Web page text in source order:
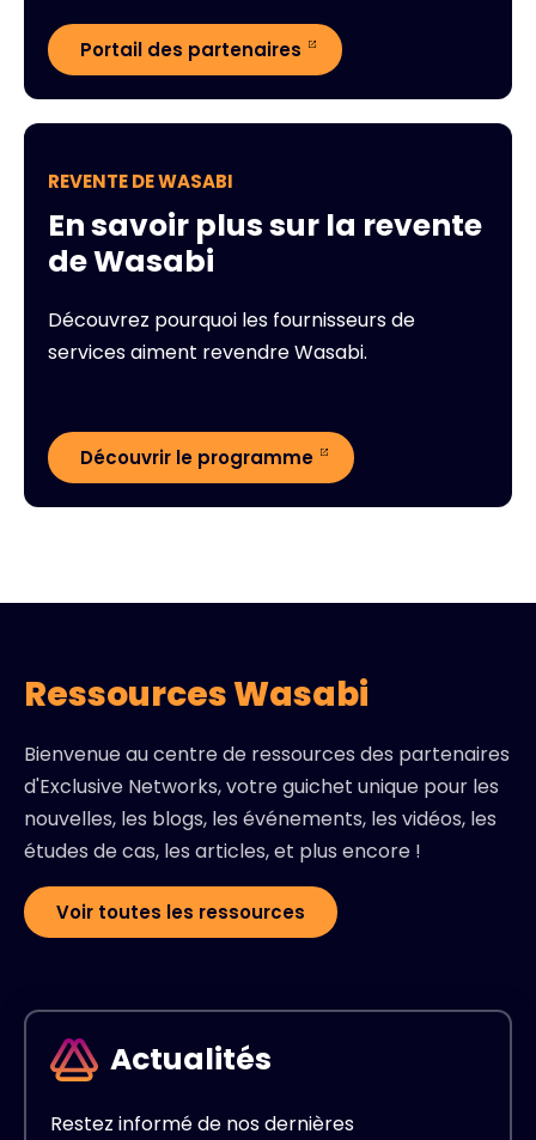
Portail des partenaires
REVENTE DE WASABI
En savoir plus sur la revente
de Wasabi
Découvrez pourquoi les fournisseurs de
services aiment revendre Wasabi.
Découvrir le programme
Ressources Wasabi
Bienvenue au centre de ressources des partenaires
d'Exclusive Networks, votre guichet unique pour les
nouvelles, les blogs, les événements, les vidéos, les
études de cas, les articles, et plus encore !
Voir toutes les ressources
Actualités
Restez informé de nos dernières